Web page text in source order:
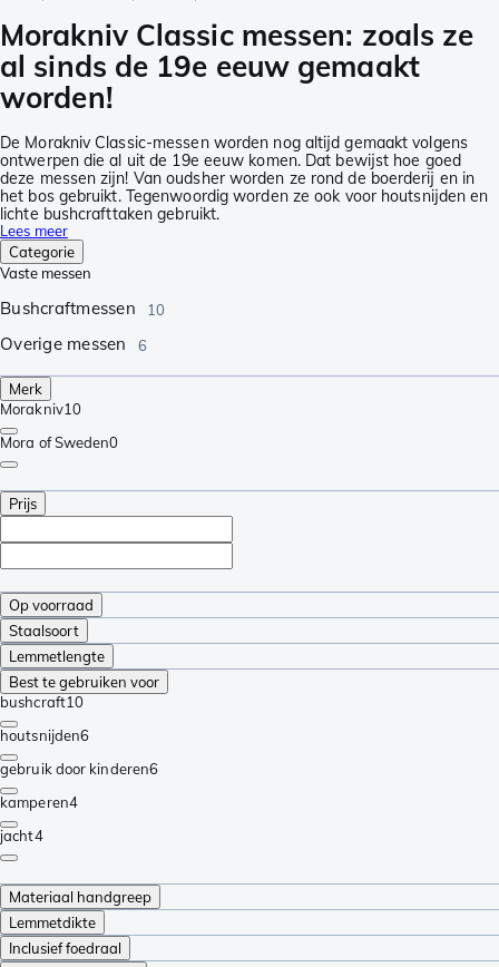
Morakniv Classic messen: zoals ze
al sinds de 19e eeuw gemaakt
worden!
De Morakniv Classic-messen worden nog altijd gemaakt volgens
ontwerpen die al uit de 19e eeuw komen. Dat bewijst hoe goed
deze messen zijn! Van oudsher worden ze rond de boerderij en in
het bos gebruikt. Tegenwoordig worden ze ook voor houtsnijden en
lichte bushcrafttaken gebruikt.
Lees meer
Categorie
Vaste messen
Bushcraftmessen 10
Overige messen 6
Merk
Morakniv10
Mora of Sweden0
Prijs
Op voorraad
Staalsoort
Lemmetlengte
Best te gebruiken voor
bushcraft10
houtsnijden6
gebruik door kinderen6
kamperen4
jacht4
Materiaal handgreep
Lemmetdikte
Inclusief foedraal